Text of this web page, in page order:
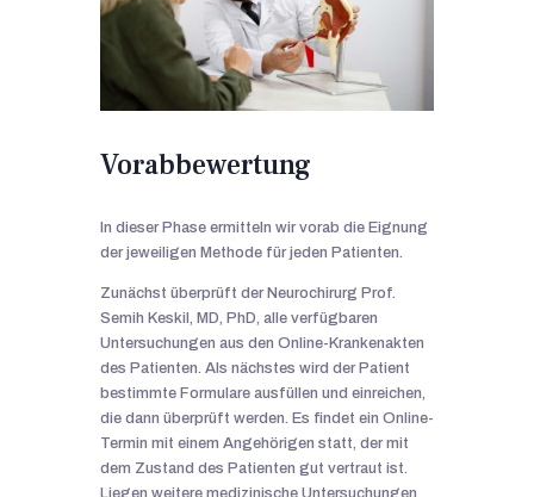
DE
Vorabbewertung
In dieser Phase ermitteln wir vorab die Eignung
der jeweiligen Methode für jeden Patienten.
Zunächst überprüft der Neurochirurg Prof.
Semih Keskil, MD, PhD, alle verfügbaren
Untersuchungen aus den Online-Krankenakten
des Patienten. Als nächstes wird der Patient
bestimmte Formulare ausfüllen und einreichen,
die dann überprüft werden. Es findet ein Online-
Termin mit einem Angehörigen statt, der mit
dem Zustand des Patienten gut vertraut ist.